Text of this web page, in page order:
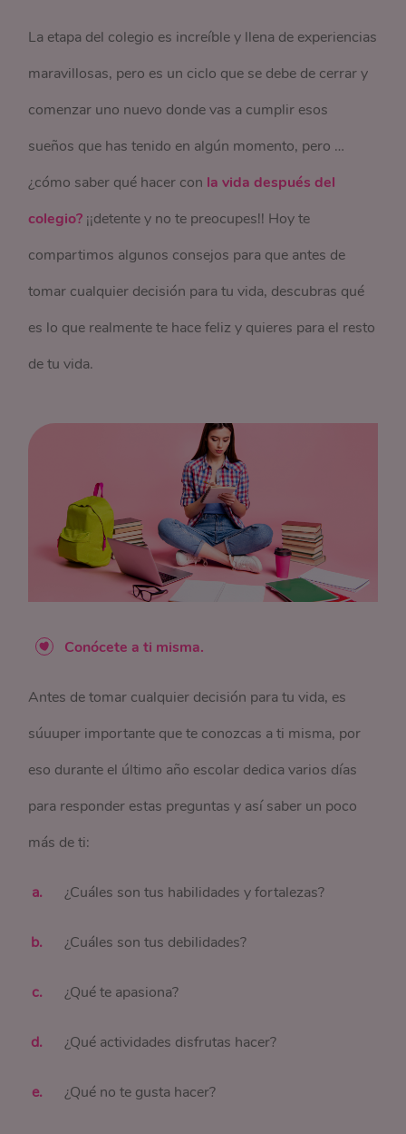
La etapa del colegio es increíble y llena de experiencias
maravillosas, pero es un ciclo que se debe de cerrar y
comenzar uno nuevo donde vas a cumplir esos
sueños que has tenido en algún momento, pero …
¿cómo saber qué hacer con la vida después del
colegio? ¡¡detente y no te preocupes!! Hoy te
compartimos algunos consejos para que antes de
tomar cualquier decisión para tu vida, descubras qué
es lo que realmente te hace feliz y quieres para el resto
de tu vida.
Conócete a ti misma.
Antes de tomar cualquier decisión para tu vida, es
súuuper importante que te conozcas a ti misma, por
eso durante el último año escolar dedica varios días
para responder estas preguntas y así saber un poco
más de ti:
¿Cuáles son tus habilidades y fortalezas?
¿Cuáles son tus debilidades?
¿Qué te apasiona?
¿Qué actividades disfrutas hacer?
¿Qué no te gusta hacer?